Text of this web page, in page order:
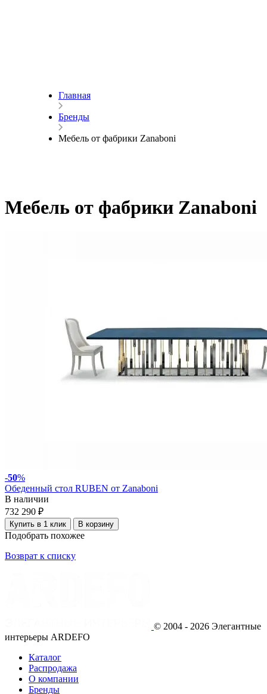
Главная
Бренды
Мебель от фабрики Zanaboni
Мебель от фабрики Zanaboni
-50%
Обеденный стол RUBEN от Zanaboni
В наличии
732 290 ₽
Купить в 1 клик В корзину
Подобрать похожее
Возврат к списку
© 2004 - 2026 Элегантные
интерьеры ARDEFO
Каталог
Распродажа
О компании
Бренды